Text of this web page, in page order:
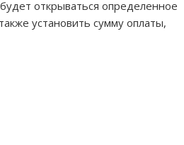
открываться определенное
установить сумму оплаты,